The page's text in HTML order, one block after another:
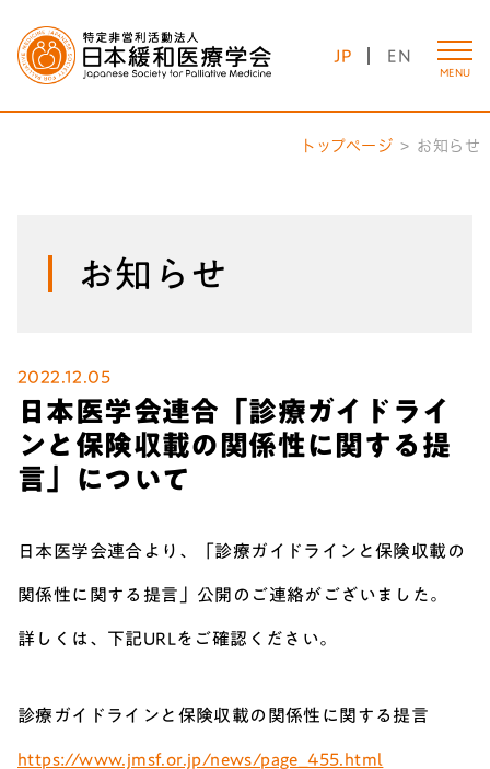
JP EN
MENU
トップページ お知らせ
お知らせ
2022.12.05
日本医学会連合「診療ガイドライ
ンと保険収載の関係性に関する提
言」について
日本医学会連合より、「診療ガイドラインと保険収載の
関係性に関する提言」公開のご連絡がございました。
詳しくは、下記URLをご確認ください。
診療ガイドラインと保険収載の関係性に関する提言
https://www.jmsf.or.jp/news/page_455.html